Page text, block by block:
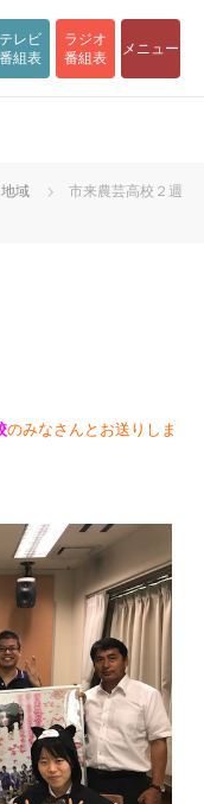
テレビ
番組表
ラジオ
番組表
メニュー
域
市来農芸高校２週
のみなさんとお送りしま